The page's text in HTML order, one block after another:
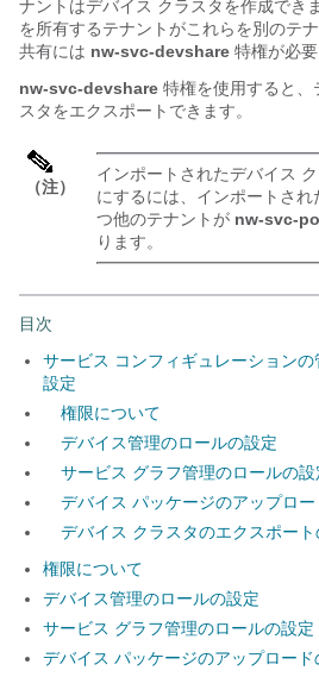
ナントはデバイス クラスタを作成でき
を所有するテナントがこれらを別のテ
共有には nw-svc-devshare 特権が必要
nw-svc-devshare 特権を使用すると、
スタをエクスポートできます。
（注）
インポートされたデバイス
にするには、インポートさ
つ他のテナントが nw-svc-
ります。
目次
サービス コンフィギュレーション
設定
権限について
デバイス管理のロールの設定
サービス グラフ管理のロールの設
デバイス パッケージのアップロ
デバイス クラスタのエクスポー
権限について
デバイス管理のロールの設定
サービス グラフ管理のロールの設定
デバイス パッケージのアップロード